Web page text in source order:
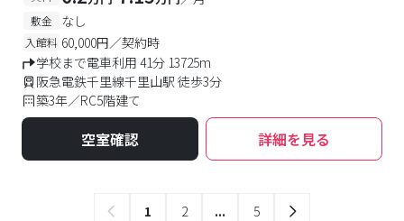
敷金 なし
入館料 60,000円／契約時
学校まで電車利用 41分 13725m
阪急電鉄千里線千里山駅 徒歩3分
築3年／RC5階建て
空室確認 詳細を見る
1 2 ... 5